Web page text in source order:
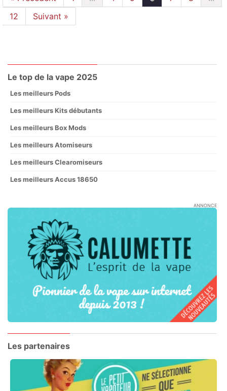
12
Suivant »
Le top de la vape 2025
Les meilleurs Pods
Les meilleurs Kits débutants
Les meilleurs Box Mods
Les meilleurs Atomiseurs
Les meilleurs Clearomiseurs
Les meilleurs Accus 18650
ANNONCE
Les partenaires